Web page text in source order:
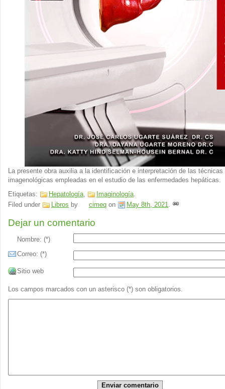
La presente obra auxilia a la identificación e interpretación de las técnicas
imagenológicas empleadas en el estudio de las enfermedades hepáticas.
Etiquetas:
Hepatología, Imaginología.
Filed under
Libros by cimeq on May 8th, 2021.
Dejar un comentario
Nombre: (*)
Correo: (*)
Sitio web
Los campos marcados con un asterisco (*) son obligatorios.